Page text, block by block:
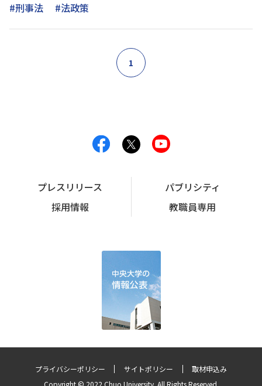
#刑事法
#法政策
1
プレスリリース
パブリシティ
採用情報
教職員専用
プライバシーポリシー サイトポリシー
取材申込み
Copyright © 2022 Chuo University. All Rights Reserved.